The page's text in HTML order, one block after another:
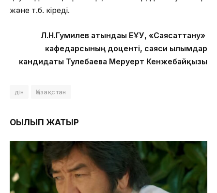
және т.б. кіреді.
Л.Н.Гумилев атындағы ЕҰУ, «Саясаттану»
кафедарсының доценті, саяси ғылымдар
кандидаты Тулебаева Меруерт Кенжебайқызы
дін Қазақстан
ОҚЫЛЫП ЖАТЫР